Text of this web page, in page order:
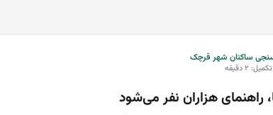
ساکنان شهر قرچک
۲ دقیقه
راهنمای هزاران نفر می‌شود